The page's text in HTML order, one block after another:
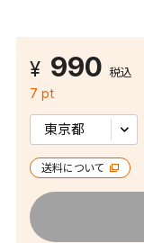
990 税込
7 pt
送料について